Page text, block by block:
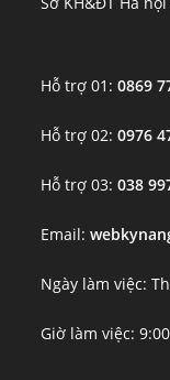
Hỗ trợ 01:0869
Hỗ trợ 02:0976
Hỗ trợ 03:038
Email:
Ngày làm việc:
Giờ làm việc: